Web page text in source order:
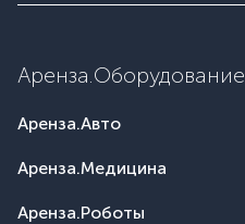
Аренза.Оборудование
Аренза.Авто
Аренза.Медицина
Аренза.Роботы